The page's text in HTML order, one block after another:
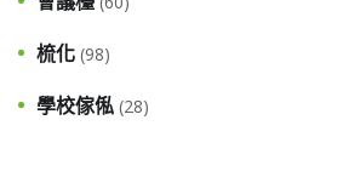
梳化 (98)
學校傢俬 (28)